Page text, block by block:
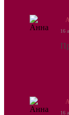
16
16